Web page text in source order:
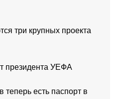
три крупных проекта
президента УЕФА
есть паспорт в